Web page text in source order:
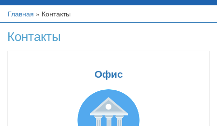
Вы
Главная » Контакты
Контакты
Офис